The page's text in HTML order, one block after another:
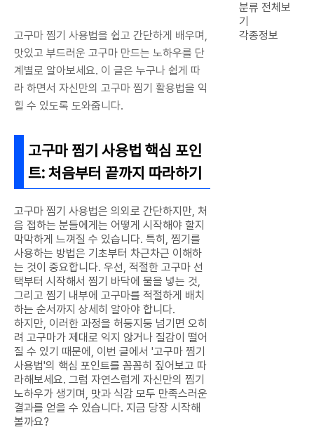
고구마 찜기 사용법을 쉽고 간단하게 배우며,
맛있고 부드러운 고구마 만드는 노하우를 단
계별로 알아보세요. 이 글은 누구나 쉽게 따
라 하면서 자신만의 고구마 찜기 활용법을 익
힐 수 있도록 도와줍니다.
고구마 찜기 사용법 핵심 포인
트: 처음부터 끝까지 따라하기
고구마 찜기 사용법은 의외로 간단하지만, 처
음 접하는 분들에게는 어떻게 시작해야 할지
막막하게 느껴질 수 있습니다. 특히, 찜기를
사용하는 방법은 기초부터 차근차근 이해하
는 것이 중요합니다. 우선, 적절한 고구마 선
택부터 시작해서 찜기 바닥에 물을 넣는 것,
그리고 찜기 내부에 고구마를 적절하게 배치
하는 순서까지 상세히 알아야 합니다.
하지만, 이러한 과정을 허둥지둥 넘기면 오히
려 고구마가 제대로 익지 않거나 질감이 떨어
질 수 있기 때문에, 이번 글에서 '고구마 찜기
사용법'의 핵심 포인트를 꼼꼼히 짚어보고 따
라해보세요. 그럼 자연스럽게 자신만의 찜기
노하우가 생기며, 맛과 식감 모두 만족스러운
결과를 얻을 수 있습니다. 지금 당장 시작해
볼까요?
분류 전체보
기
각종정보